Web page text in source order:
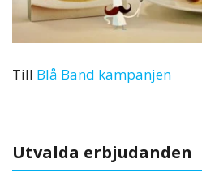
Till Blå Band kampanjen
Utvalda erbjudanden